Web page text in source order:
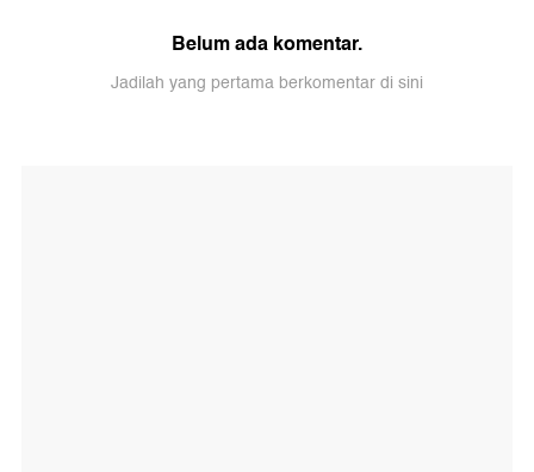
Belum ada komentar.
Jadilah yang pertama berkomentar di sini